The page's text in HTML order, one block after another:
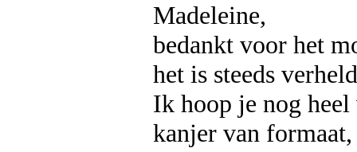
Madeleine,
bedankt voor het
het is steeds
Ik hoop je nog heel
kanjer van